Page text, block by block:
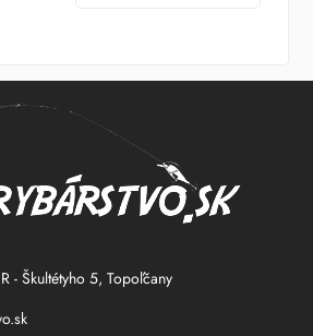
- Škultétyho 5, Topoľčany